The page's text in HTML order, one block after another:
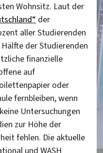
Wohnsitz. Laut der
der
aller Studierenden
der Studierenden
finanzielle
auf
oder
fernbleiben, wenn
Untersuchungen
zur Höhe der
fehlen. Die aktuelle
und WASH